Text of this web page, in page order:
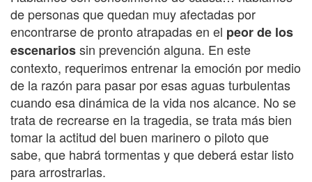
de personas que quedan muy afectadas por
encontrarse de pronto atrapadas en el peor de los
escenariossin prevención alguna. En este
contexto, requerimos entrenar la emoción por medio
de la razón para pasar por esas aguas turbulentas
cuando esa dinámica de la vida nos alcance. No se
trata de recrearse en la tragedia, se trata más bien
tomar la actitud del buen marinero o piloto que
sabe, que habrá tormentas y que deberá estar listo
para arrostrarlas.